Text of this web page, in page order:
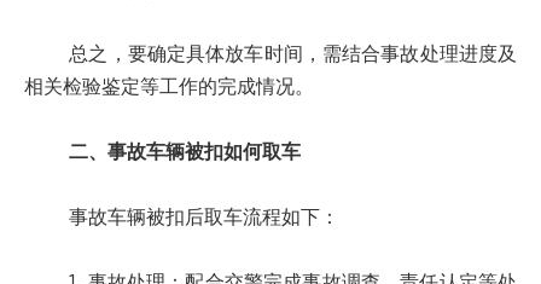
总之，要确定具体放车时间，需结合事故处理进度及
相关检验鉴定等工作的完成情况。
二、事故车辆被扣如何取车
事故车辆被扣后取车流程如下：